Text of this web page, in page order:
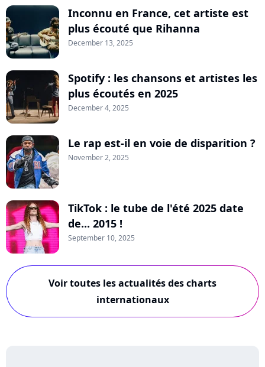
Inconnu en France, cet artiste est
plus écouté que Rihanna
December 13, 2025
Spotify : les chansons et artistes les
plus écoutés en 2025
December 4, 2025
Le rap est-il en voie de disparition ?
November 2, 2025
TikTok : le tube de l'été 2025 date
de... 2015 !
September 10, 2025
Voir toutes les actualités des charts
internationaux